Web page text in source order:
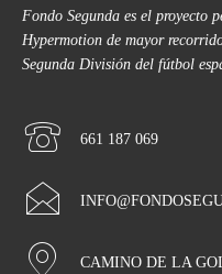
Fondo Segunda es el proyecto
Hypermotion de mayor
Segunda División del fútbol
661 187 069
CAMINO DE LA